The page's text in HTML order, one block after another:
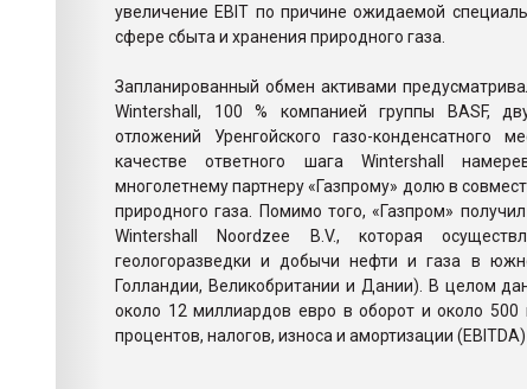
увеличение EBIT по причине ожидаемой
сфере сбыта и хранения природного газа.
Запланированный обмен активами
Wintershall, 100 % компанией группы BASF,
отложений Уренгойского газо-конденсатного
качестве ответного шага Wintershall
многолетнему партнеру «Газпрому» долю в
природного газа. Помимо того, «Газпром»
Wintershall Noordzee B.V., которая
геологоразведки и добычи нефти и газа в
Голландии, Великобритании и Дании). В целом
около 12 миллиардов евро в оборот и около
процентов, налогов, износа и амортизации